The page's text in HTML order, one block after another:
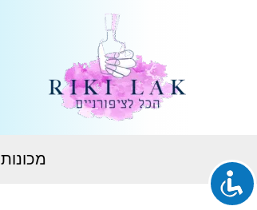
מכונות